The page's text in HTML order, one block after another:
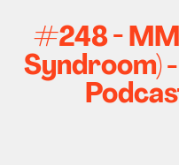
#248 -
Syndroom)